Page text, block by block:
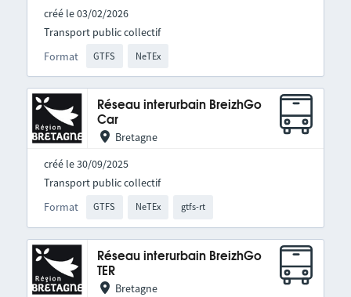
créé le 03/02/2026
Format GTFS NeTEx
Transport public collectif
Réseau interurbain BreizhGo
Car
Bretagne
créé le 30/09/2025
Format GTFS NeTEx gtfs-rt
Transport public collectif
Réseau interurbain BreizhGo
TER
Bretagne